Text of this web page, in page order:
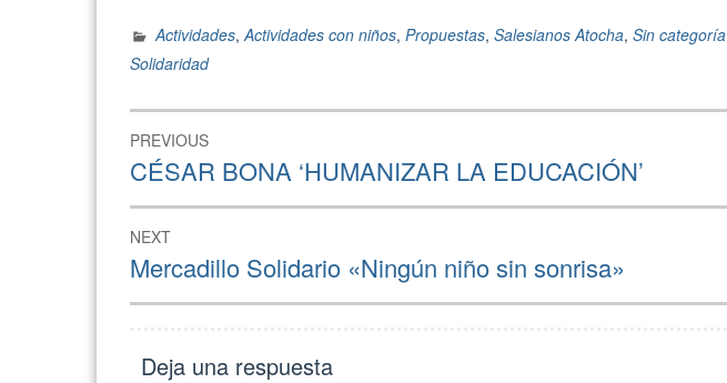
Actividades,Actividades con niños, Propuestas, Salesianos Atocha, Sin categoría
Solidaridad
PREVIOUS
CÉSAR BONA ‘HUMANIZAR LA EDUCACIÓN’
NEXT
Mercadillo Solidario «Ningún niño sin sonrisa»
Deja una respuesta